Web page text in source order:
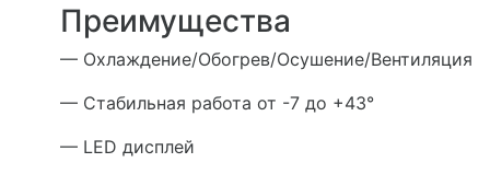
Преимущества
— Охлаждение/Обогрев/Осушение/Вентиляция
— Стабильная работа от -7 до +43°
— LED дисплей